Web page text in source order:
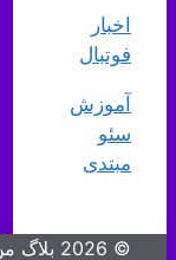
اخبار
فوتبال
آموزش
سئو
مبتدی
© 2026 بلاگ من